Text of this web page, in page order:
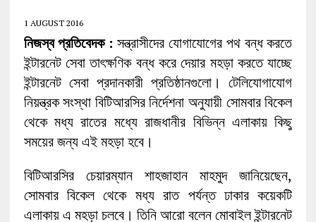
1 AUGUST 2016
নিজস্ব প্রতিবেদক : সন্ত্রাসীদের যোগাযোগের পথ বন্ধ করতে
ইন্টারনেট সেবা তাৎক্ষণিক বন্ধ করে দেয়ার মহড়া করতে যাচ্ছে
ইন্টারনেট সেবা প্রদানকারী প্রতিষ্ঠানগুলো। টেলিযোগাযোগ
নিয়ন্ত্রক সংস্থা বিটিআরসির নির্দেশনা অনুযায়ী সোমবার বিকেল
থেকে মধ্য রাতের মধ্যে রাজধানীর বিভিন্ন এলাকায় কিছু
সময়ের জন্য এই মহড়া হবে।
বিটিআরসির চেয়ারম্যান শাহজাহান মাহমুদ জানিয়েছেন,
সোমবার বিকেল থেকে মধ্য রাত পর্যন্ত ঢাকার কয়েকটি
এলাকায় এ মহড়া চলবে। তিনি আরো বলেন মোবাইল ইন্টারনেট